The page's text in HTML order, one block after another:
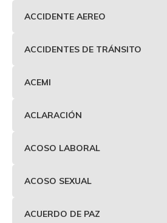
ACCIDENTE AEREO
ACCIDENTES DE TRÁNSITO
ACEMI
ACLARACIÓN
ACOSO LABORAL
ACOSO SEXUAL
ACUERDO DE PAZ